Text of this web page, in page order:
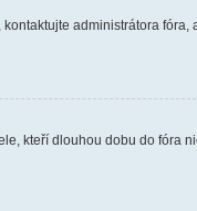
administrátora fóra,
kteří dlouhou dobu do fóra